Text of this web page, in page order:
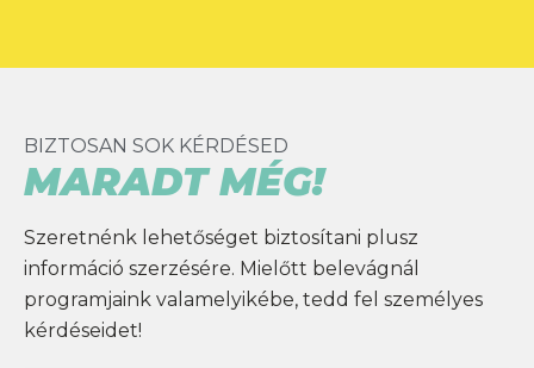
BIZTOSAN SOK KÉRDÉSED
MARADT MÉG!
Szeretnénk lehetőséget biztosítani plusz
információ szerzésére. Mielőtt belevágnál
programjaink valamelyikébe, tedd fel személyes
kérdéseidet!